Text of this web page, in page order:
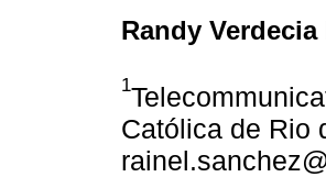
Randy Verdecia
1
Católica de Rio